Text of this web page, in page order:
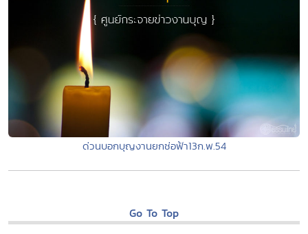
ด่วนบอกบุญงานยกช่อฟ้า13ก.พ.54
Go To Top